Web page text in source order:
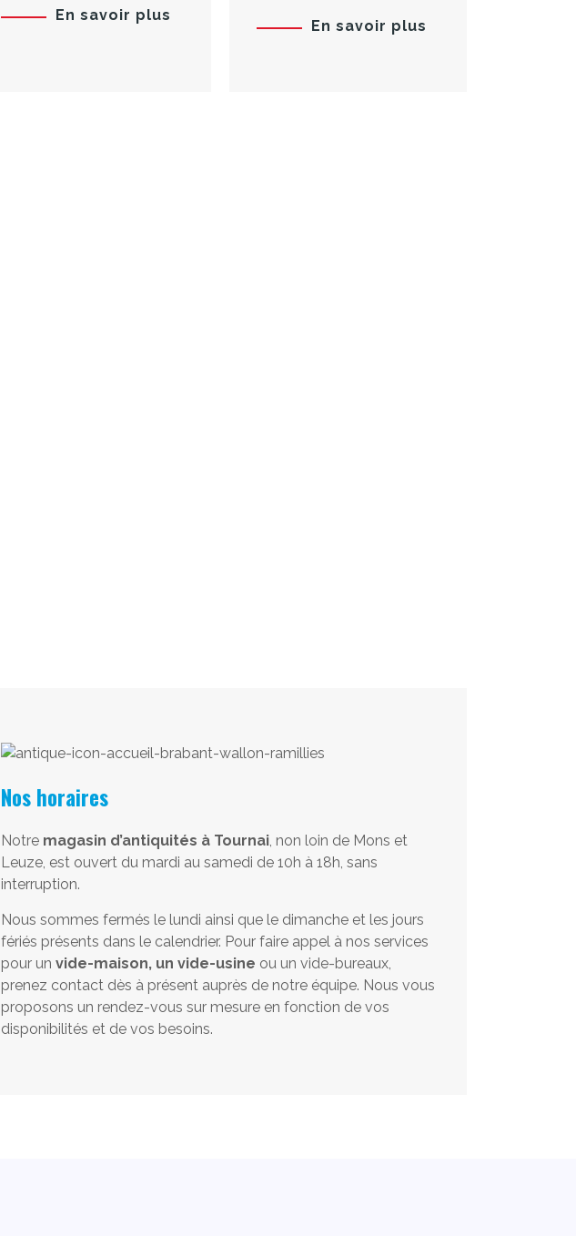
En savoir plus
En savoir plus
Nos horaires
Notre magasin d’antiquités à Tournai, non loin de Mons et
Leuze, est ouvert du mardi au samedi de 10h à 18h, sans
interruption.
Nous sommes fermés le lundi ainsi que le dimanche et les jours
fériés présents dans le calendrier. Pour faire appel à nos services
pour un vide-maison, un vide-usine ou un vide-bureaux,
prenez contact dès à présent auprès de notre équipe. Nous vous
proposons un rendez-vous sur mesure en fonction de vos
disponibilités et de vos besoins.